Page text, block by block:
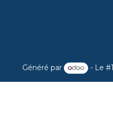
Généré par - Le #1